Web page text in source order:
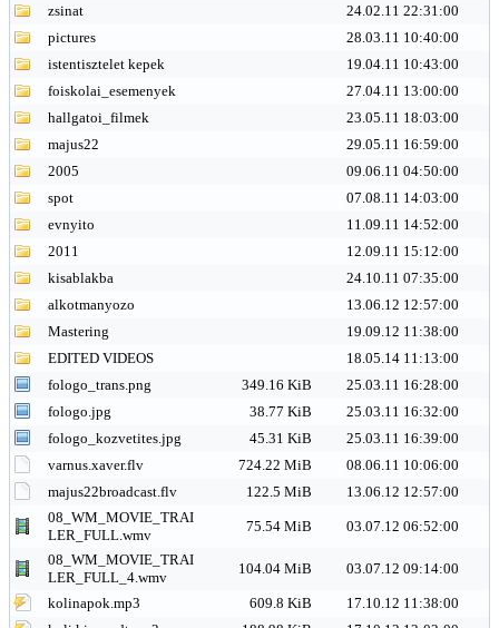
zsinat
24.02.11 22:31:00
pictures
28.03.11 10:40:00
istentisztelet kepek
19.04.11 10:43:00
foiskolai_esemenyek
27.04.11 13:00:00
hallgatoi_filmek
23.05.11 18:03:00
majus22
29.05.11 16:59:00
2005
09.06.11 04:50:00
spot
07.08.11 14:03:00
evnyito
11.09.11 14:52:00
2011
12.09.11 15:12:00
kisablakba
24.10.11 07:35:00
alkotmanyozo
13.06.12 12:57:00
Mastering
19.09.12 11:38:00
EDITED VIDEOS
18.05.14 11:13:00
fologo_trans.png
349.16 KiB
25.03.11 16:28:00
fologo.jpg
38.77 KiB
25.03.11 16:32:00
fologo_kozvetites.jpg
45.31 KiB
25.03.11 16:39:00
varnus.xaver.flv
724.22 MiB
08.06.11 10:06:00
majus22broadcast.flv
122.5 MiB
13.06.12 12:57:00
08_WM_MOVIE_TRAI
LER_FULL.wmv
75.54 MiB
03.07.12 06:52:00
08_WM_MOVIE_TRAI
LER_FULL_4.wmv
104.04 MiB 03.07.12 09:14:00
kolinapok.mp3 609.8 KiB
17.10.12 11:38:00